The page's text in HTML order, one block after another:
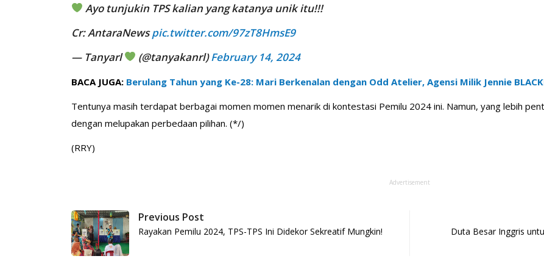
Ayo tunjukin TPS kalian yang katanya unik itu!!!
Cr: AntaraNewspic.twitter.com/97zT8HmsE9
— Tanyarl
(@tanyakanrl)February 14, 2024
BACA JUGA: Berulang Tahun yang Ke-28: Mari Berkenalan dengan Odd Atelier, Agensi Milik Jennie
Tentunya masih terdapat berbagai momen momen menarik di kontestasi Pemilu 2024 ini. Namun, yang lebih
dengan melupakan perbedaan pilihan. (*/)
(RRY)
Advertisement
Previous Post
Rayakan Pemilu 2024, TPS-TPS Ini Didekor Sekreatif Mungkin! Duta Besar Inggris